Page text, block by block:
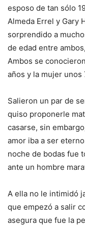
esposo de tan sólo
Almeda Errel y Gary
sorprendido a
de edad entre
Ambos se
años y la mujer unos
Salieron un par de
quiso proponerle
casarse, sin
amor iba a ser
noche de bodas fue
ante un hombre
A ella no le intimidó
que empezó a salir
asegura que fue la